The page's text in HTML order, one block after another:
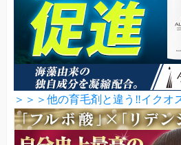
＞＞＞他の育毛剤と違う‼イクオ